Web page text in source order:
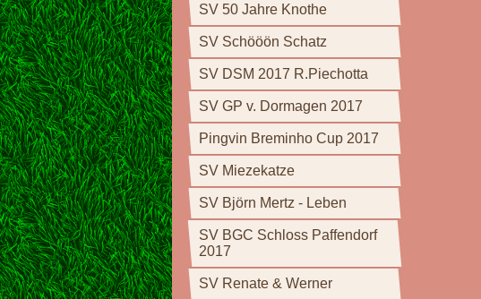
SV 50 Jahre Knothe
SV Schööön Schatz
SV DSM 2017 R.Piechotta
SV GP v. Dormagen 2017
Pingvin Breminho Cup 2017
SV Miezekatze
SV Björn Mertz - Leben
SV BGC Schloss Paffendorf
2017
SV Renate & Werner